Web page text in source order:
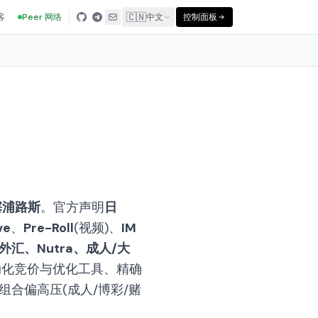
Peer 网络 🇨🇳中文 控制面板
路斯。官方声明日
、 Pre-Roll(视频)、 IM
汇、Nutra、成人/大
竞价与优化工具、精确
合偏高压(成人/博彩/赌